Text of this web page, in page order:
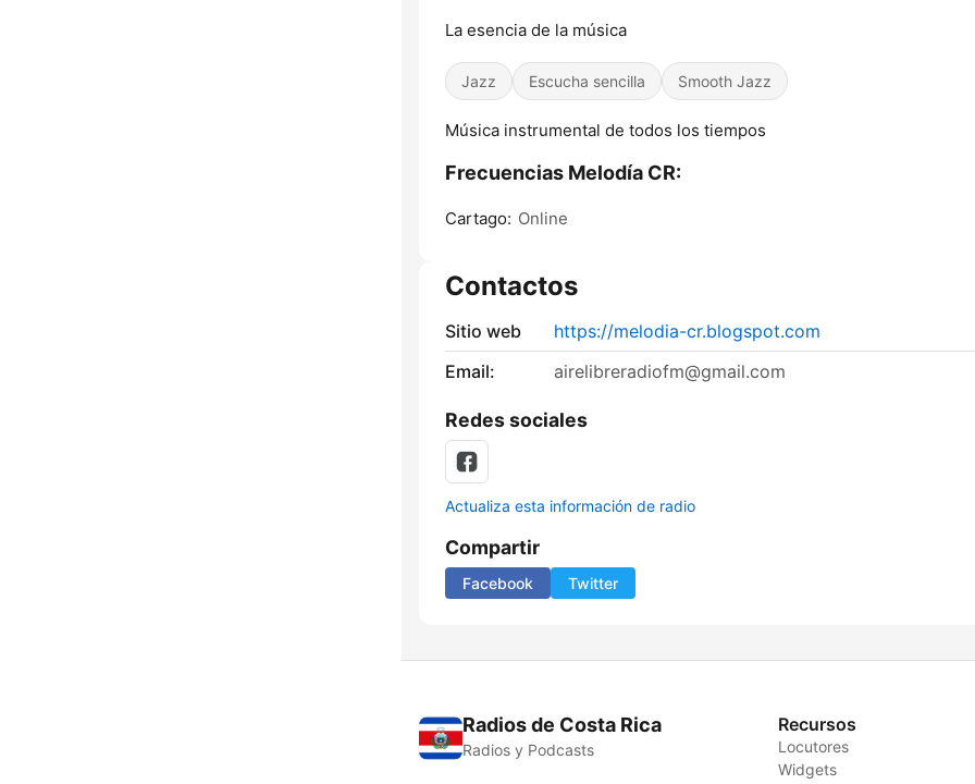
La esencia de la música
Jazz Escucha sencilla Smooth Jazz
Música instrumental de todos los tiempos
Frecuencias Melodía CR:
Cartago: Online
Contactos
Sitio web
https://melodia-cr.blogspot.com
Email:
airelibreradiofm@gmail.com
Redes sociales
Actualiza esta información de radio
Compartir
Facebook Twitter
Radios de Costa Rica
Radios y Podcasts
Recursos
Locutores
Widgets